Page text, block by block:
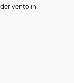
ventolin